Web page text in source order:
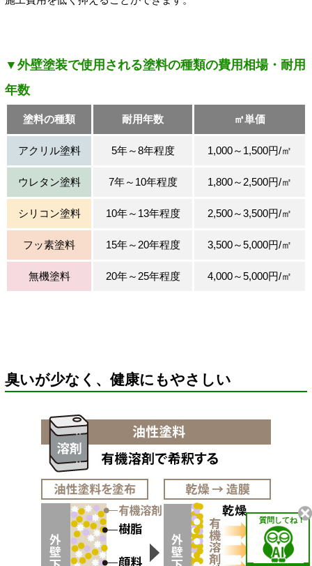
▼外壁塗装で使用される塗料の種類の費用相場・耐用
年数
塗料の種類 耐用年数 ㎡単価
アクリル塗料 5年～8年程度 1,000～1,500円/㎡
ウレタン塗料 7年～10年程度 1,800～2,500円/㎡
シリコン塗料 10年～13年程度 2,500～3,500円/㎡
フッ素塗料 15年～20年程度 3,500～5,000円/㎡
無機塗料 20年～25年程度 4,000～5,000円/㎡
臭いが少なく、健康にもやさしい
質問してね！